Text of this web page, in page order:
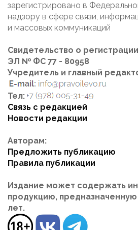
зарегистрировано в
надзору в сфере связи,
и массовых коммуникаций
Свидетельство о
ЭЛ № ФС 77 - 80958
Учредитель и главный
Тел:
Связь с редакцией
Новости редакции
Авторам:
Предложить публикацию
Правила публикации
Издание может содержать
продукцию,
лет.